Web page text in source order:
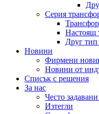
Серия
Настоящ
Друг тип
Новини
Фирмени
Новини от
Списък с решения
За нас
Често
Изтегли